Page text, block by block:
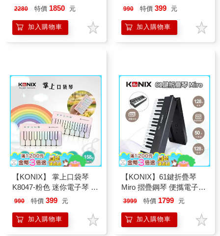
2280 特價 1850 元
加入購物車
習電子琴 兒童音樂玩具 七
990 特價 399 元
加入購物車
【KONIX】 掌上口袋琴
K8047-粉色 迷你電子琴 學
習電子琴 兒童音樂玩具 七
990 特價 399 元
加入購物車
【KONIX】61鍵折疊琴
Miro 摺疊鋼琴 便攜電子琴
鍵盤樂器 可外接音響耳機
鋼琴入門推薦
3999 特價 1799 元
加入購物車